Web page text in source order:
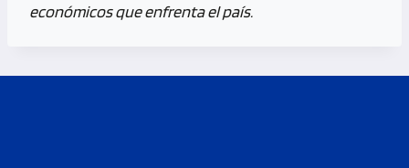
económicos que enfrenta el país.